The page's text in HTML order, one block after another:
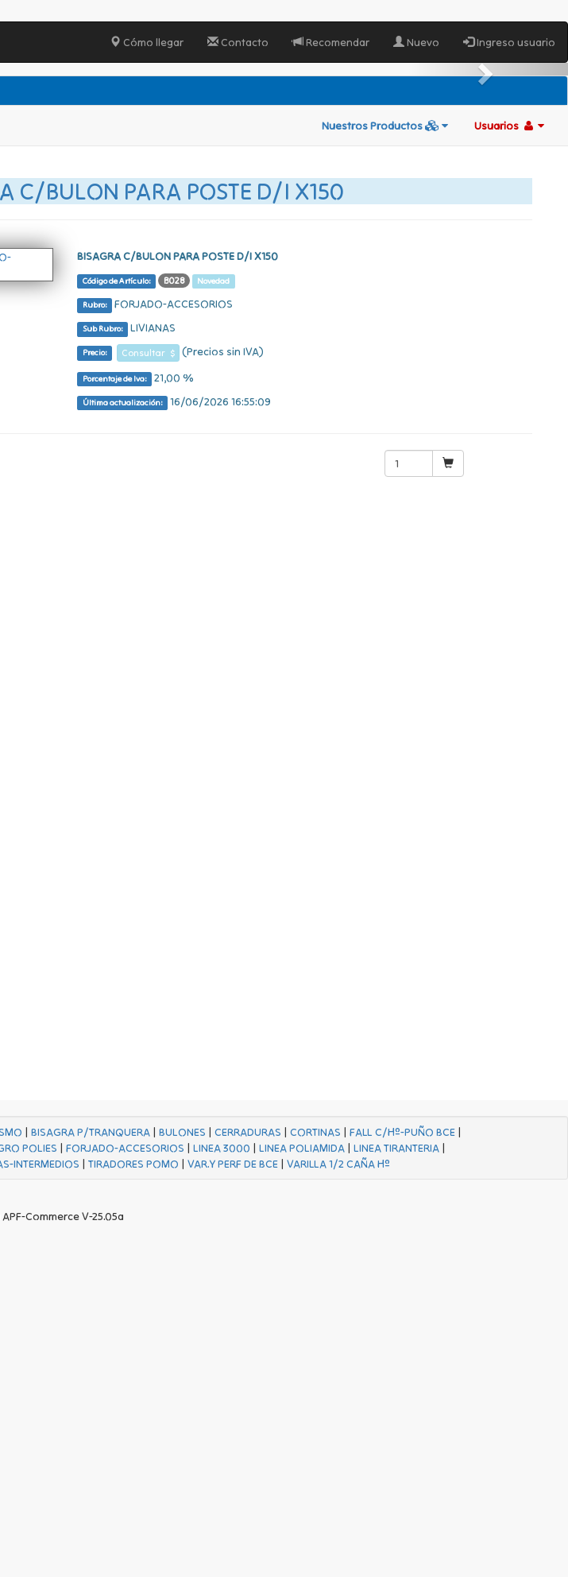
Cómo llegar Contacto Recomendar Nuevo Ingreso usuario
Nuestros Productos Usuarios
C/BULON PARA POSTE D/I X150
BISAGRA C/BULON PARA POSTE D/I X150
Código de Artículo: B028 Novedad
Rubro: FORJADO-ACCESORIOS
Sub Rubro: LIVIANAS
Precio: Consultar $ (Precios sin IVA)
Porcentaje de Iva: 21,00 %
Última actualización: 16/06/2026 16:55:09
| BISAGRA P/TRANQUERA| BULONES | CERRADURAS | CORTINAS | FALL C/Hº-PUÑO BCE|
POLIES |FORJADO-ACCESORIOS |LINEA 3000 |LINEA POLIAMIDA |LINEA TIRANTERIA |
INTERMEDIOS | TIRADORES POMO | VAR.Y PERF DE BCE| VARILLA 1/2 CAÑA Hº
Commerce V-25.05a